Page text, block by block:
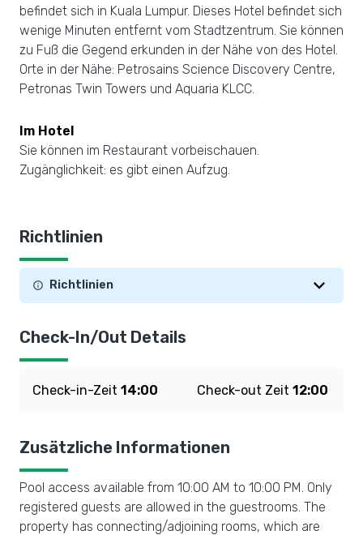
befindet sich in Kuala Lumpur. Dieses Hotel befindet sich
wenige Minuten entfernt vom Stadtzentrum. Sie können
zu Fuß die Gegend erkunden in der Nähe von des Hotel.
Orte in der Nähe: Petrosains Science Discovery Centre,
Petronas Twin Towers und Aquaria KLCC.
Im Hotel
Sie können im Restaurant vorbeischauen.
Zugänglichkeit: es gibt einen Aufzug.
Richtlinien
Richtlinien
Check-In/Out Details
Check-in-Zeit 14:00 Check-out Zeit 12:00
Zusätzliche Informationen
Pool access available from 10:00 AM to 10:00 PM. Only
registered guests are allowed in the guestrooms. The
property has connecting/adjoining rooms, which are